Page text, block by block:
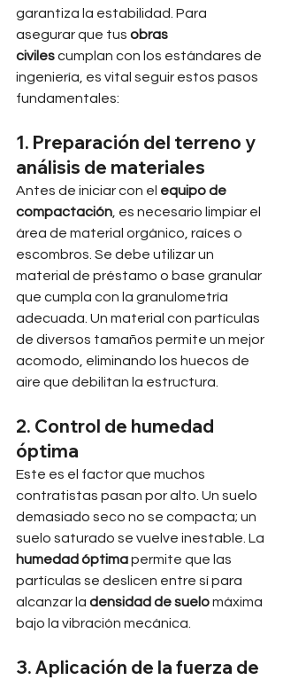
garantiza la estabilidad. Para
asegurar que tus obras
civiles cumplan con los estándares de
ingeniería, es vital seguir estos pasos
fundamentales:
1. Preparación del terreno y
análisis de materiales
Antes de iniciar con el equipo de
compactación , es necesario limpiar el
área de material orgánico, raíces o
escombros. Se debe utilizar un
material de préstamo o base granular
que cumpla con la granulometría
adecuada. Un material con partículas
de diversos tamaños permite un mejor
acomodo, eliminando los huecos de
aire que debilitan la estructura.
2. Control de humedad
óptima
Este es el factor que muchos
contratistas pasan por alto. Un suelo
demasiado seco no se compacta; un
suelo saturado se vuelve inestable. La
humedad óptima permite que las
partículas se deslicen entre sí para
alcanzar la densidad de suelo máxima
bajo la vibración mecánica.
3. Aplicación de la fuerza de